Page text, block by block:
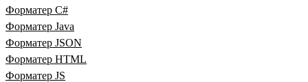
Форматер C#
Форматер Java
Форматер JSON
Форматер HTML
Форматер JS